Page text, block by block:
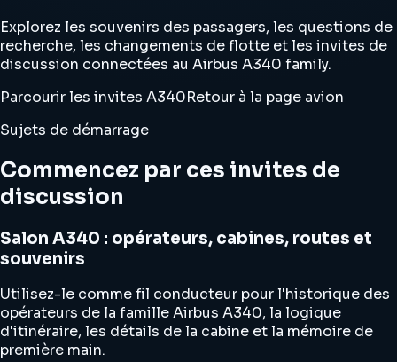
Explorez les souvenirs des passagers, les questions de
recherche, les changements de flotte et les invites de
discussion connectées au Airbus A340 family.
Parcourir les invites A340Retour à la page avion
Sujets de démarrage
Commencez par ces invites de
discussion
Salon A340 : opérateurs, cabines, routes et
souvenirs
Utilisez-le comme fil conducteur pour l'historique des
opérateurs de la famille Airbus A340, la logique
d'itinéraire, les détails de la cabine et la mémoire de
première main.